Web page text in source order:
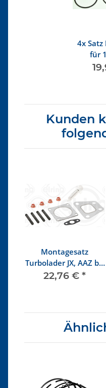
4x Satz
für
Kunden
Montagesatz
Turbolader JX, AAZ bis
12/93
22,76 € *